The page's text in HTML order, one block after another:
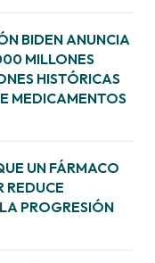
BIDEN ANUNCIA
MILLONES
HISTÓRICAS
MEDICAMENTOS
UN FÁRMACO
REDUCE
PROGRESIÓN